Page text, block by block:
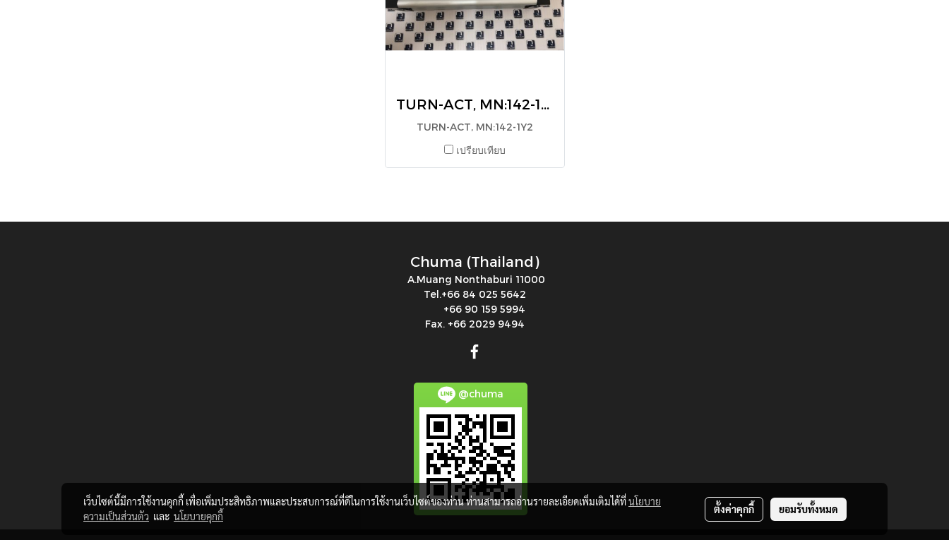
TURN-ACT, MN:142-1Y2
TURN-ACT, MN:142-1Y2
เปรียบเทียบ
Chuma (Thailand)
A.Muang Nonthaburi 11000
Tel.+66 84 025 5642
+66 90 159 5994
Fax. +66 2029 9494
@chuma
เว็บไซต์นี้มีการใช้งานคุกกี้ เพื่อเพิ่มประสิทธิภาพและประสบการณ์ที่ดีในการใช้งานเว็บไซต์ของท่าน ท่านสามารถอ่านรายละเอียดเพิ่มเติมได้ที่นโยบาย
ความเป็นส่วนตัว และ นโยบายคุกกี้
ตั้งค่าคุกกี้ ยอมรับทั้งหมด